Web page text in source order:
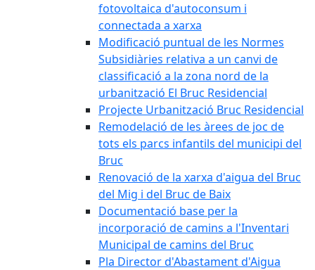
fotovoltaica d'autoconsum i
connectada a xarxa
Modificació puntual de les Normes
Subsidiàries relativa a un canvi de
classificació a la zona nord de la
urbanització El Bruc Residencial
Projecte Urbanització Bruc Residencial
Remodelació de les àrees de joc de
tots els parcs infantils del municipi del
Bruc
Renovació de la xarxa d'aigua del Bruc
del Mig i del Bruc de Baix
Documentació base per la
incorporació de camins a l'Inventari
Municipal de camins del Bruc
Pla Director d'Abastament d'Aigua